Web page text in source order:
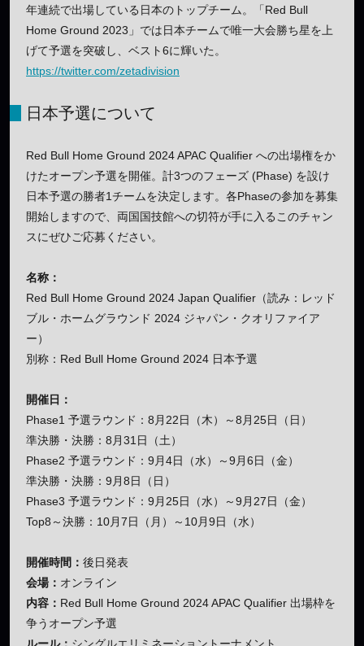
年連続で出場している日本のトップチーム。「Red Bull
Home Ground 2023」では日本チームで唯一大会勝ち星を上
げて予選を突破し、ベスト6に輝いた。
https://twitter.com/zetadivision
日本予選について
Red Bull Home Ground 2024 APAC Qualifier への出場権をか
けたオープン予選を開催。計3つのフェーズ (Phase) を設け
日本予選の勝者1チームを決定します。各Phaseの参加を募集
開始しますので、両国国技館への切符が手に入るこのチャン
スにぜひご応募ください。
名称：
Red Bull Home Ground 2024 Japan Qualifier（読み：レッド
ブル・ホームグラウンド 2024 ジャパン・クオリファイア
ー）
別称：Red Bull Home Ground 2024 日本予選
開催日：
Phase1 予選ラウンド：8月22日（木）～8月25日（日）
準決勝・決勝：8月31日（土）
Phase2 予選ラウンド：9月4日（水）～9月6日（金）
準決勝・決勝：9月8日（日）
Phase3 予選ラウンド：9月25日（水）～9月27日（金）
Top8～決勝：10月7日（月）～10月9日（水）
開催時間： 後日発表
会場： オンライン
内容： Red Bull Home Ground 2024 APAC Qualifier 出場枠を
争うオープン予選
ルール： シングルエリミネーショントーナメント